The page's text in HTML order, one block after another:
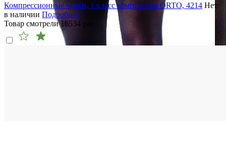
Компрессионные чулки, 1 класс компрессии ORTO, 4214 Нет
в наличии Подробнее
Товар смотрели16534